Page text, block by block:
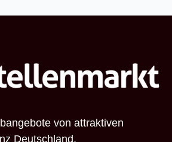
von attraktiven
Deutschland.